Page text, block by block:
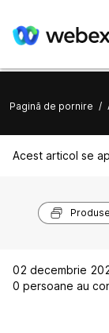
Pagină de pornire /
Acest articol se
Produse
02 decembrie
0 persoane au